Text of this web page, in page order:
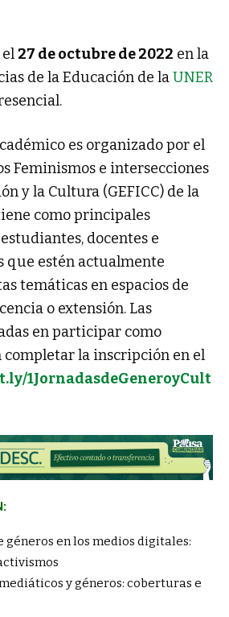
27 de octubre de 2022 en la
de la Educación de laUNER
es organizado por el
Feminismos e intersecciones
y la Cultura (GEFICC) de la
como principales
docentes e
que estén actualmente
temáticas en espacios de
o extensión. Las
en participar como
completar la inscripción en el
1JornadasdeGeneroyCult
géneros en los medios digitales:
y géneros: coberturas e